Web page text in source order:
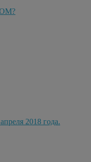
2018 года.